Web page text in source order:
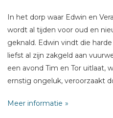
In het dorp waar Edwin en
wordt al tijden voor oud en
geknald. Edwin vindt die
liefst al zijn zakgeld aan
een avond Tim en Tor uitlaat,
ernstig ongeluk, veroorzaakt
ontdekt dat een van de
Meer informatie
Bericht *
* = verplicht